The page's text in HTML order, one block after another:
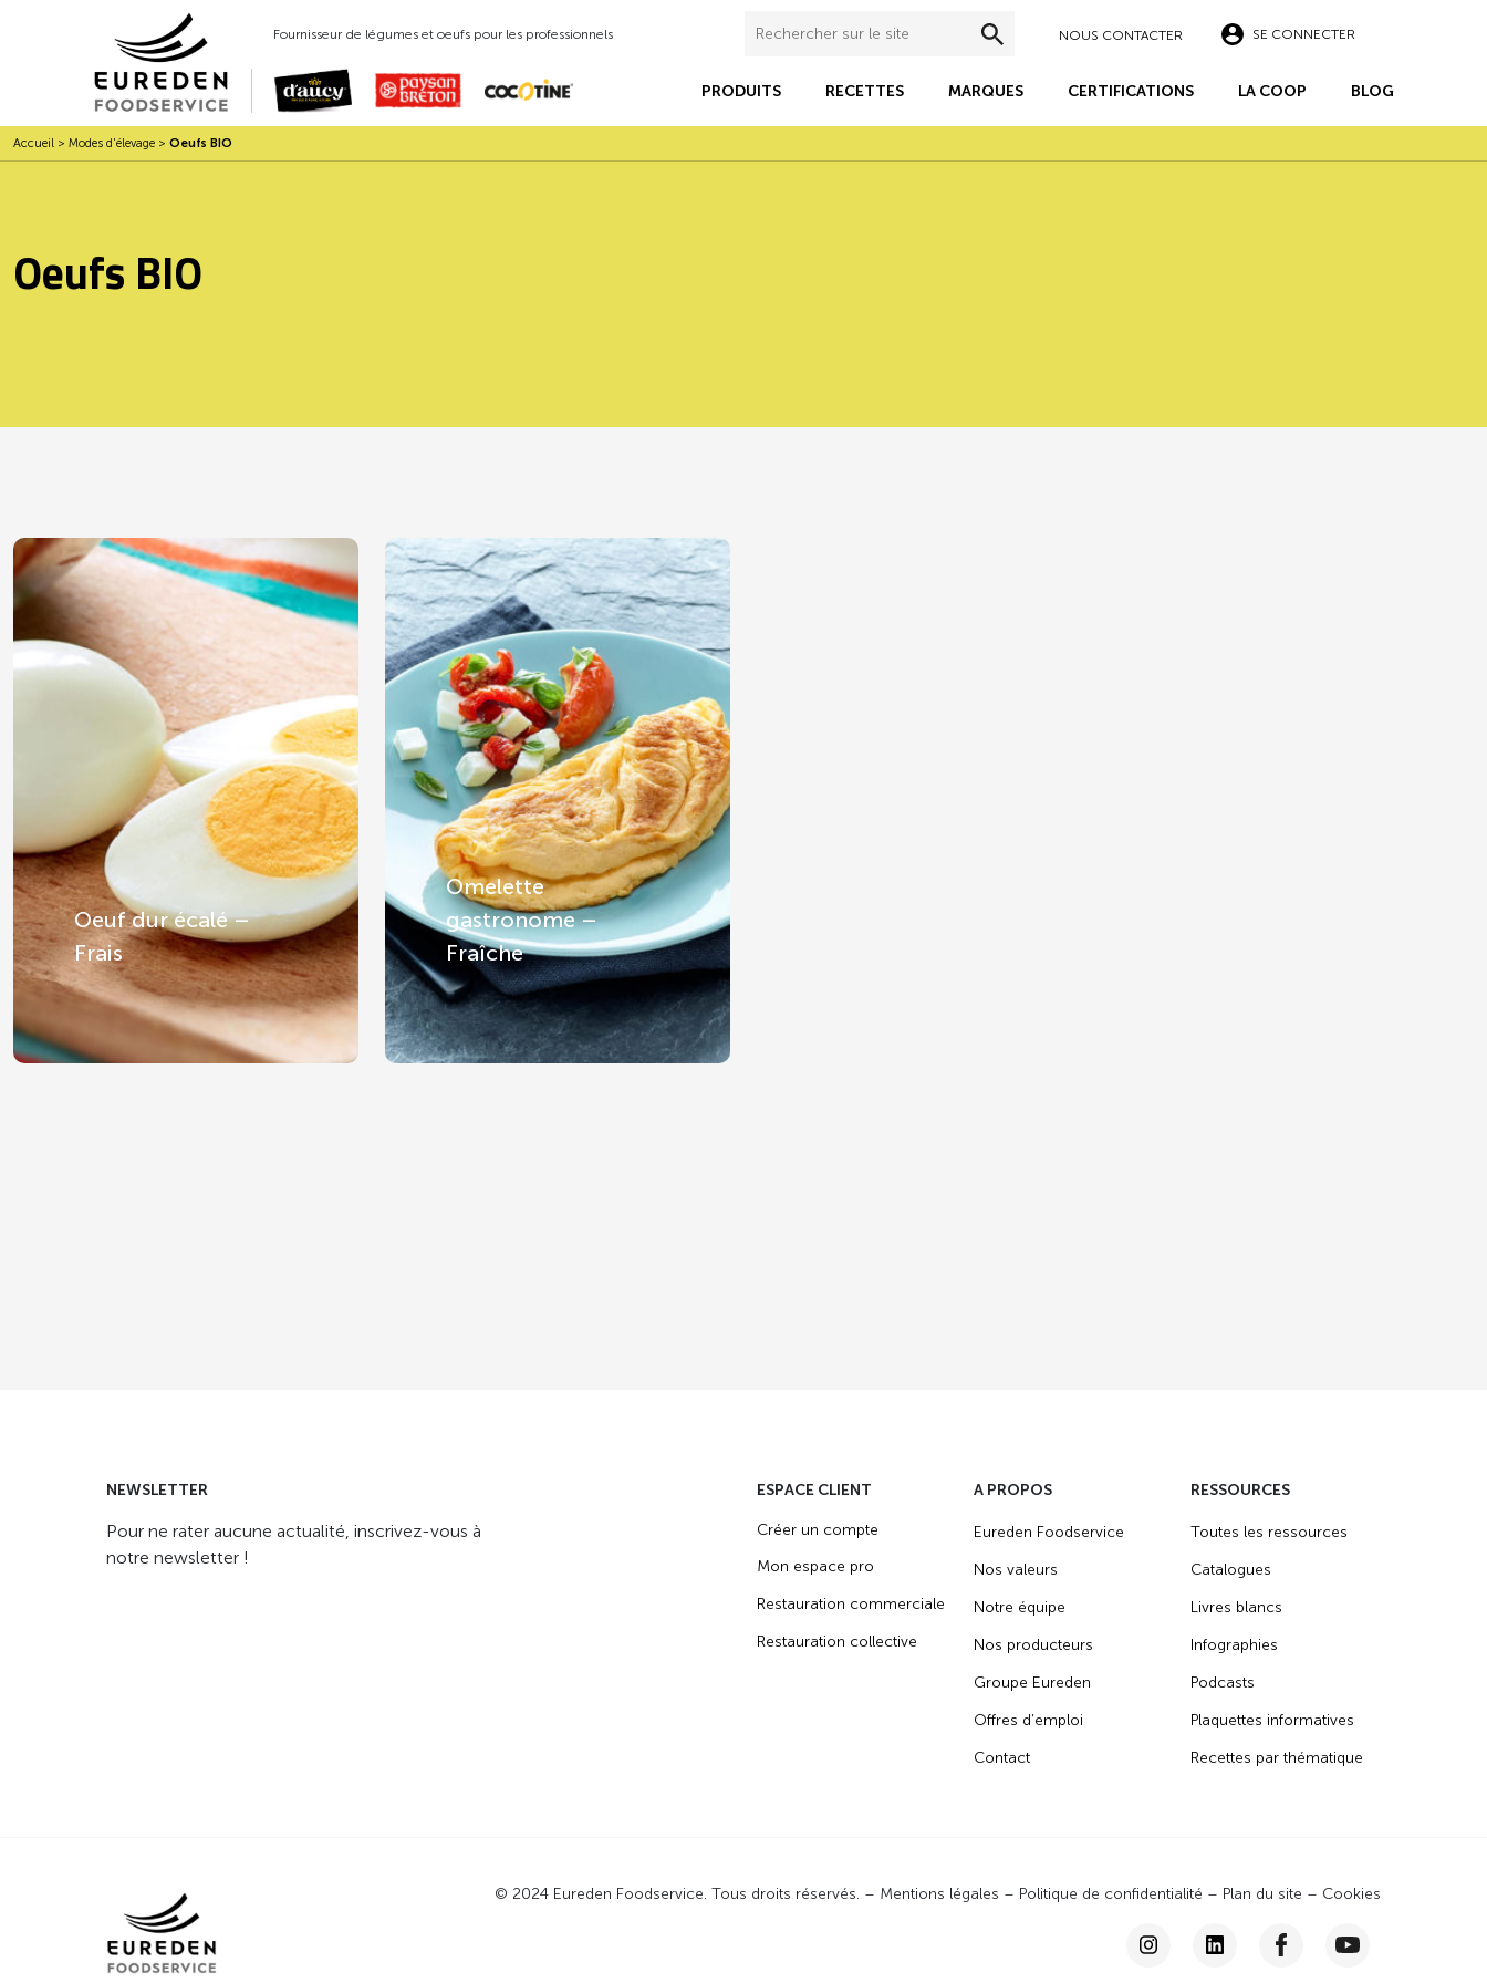
Fournisseur de légumes et oeufs pour les professionnels NOUS CONTACTER SE CONNECTER
PRODUITS RECETTES MARQUES CERTIFICATIONS LA COOP BLOG
Accueil > Modes d'élevage > Oeufs BIO
Oeufs BIO
Oeuf dur écalé –
Frais
Omelette
gastronome –
Fraîche
NEWSLETTER
Pour ne rater aucune actualité, inscrivez-vous à
notre newsletter !
ESPACE CLIENT
Créer un compte
Mon espace pro
Restauration commerciale
Restauration collective
A PROPOS
Eureden Foodservice
Nos valeurs
Notre équipe
Nos producteurs
Groupe Eureden
Offres d’emploi
Contact
RESSOURCES
Toutes les ressources
Catalogues
Livres blancs
Infographies
Podcasts
Plaquettes informatives
Recettes par thématique
© 2024 Eureden Foodservice. Tous droits réservés. – Mentions légales – Politique de confidentialité – Plan du site – Cookies